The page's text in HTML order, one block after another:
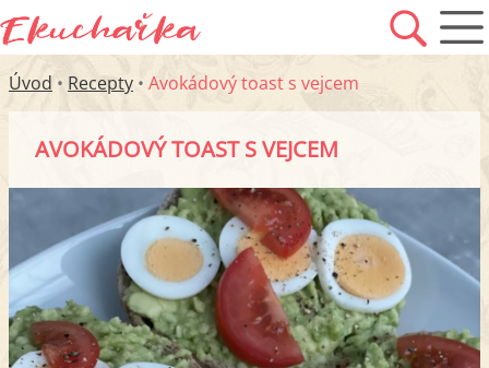
Úvod • Recepty • Avokádový toast s vejcem
AVOKÁDOVÝ TOAST S VEJCEM